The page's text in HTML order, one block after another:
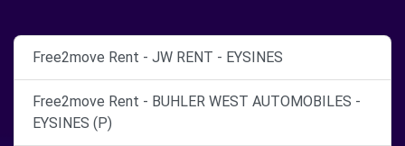
Free2move Rent - JW RENT - EYSINES
Free2move Rent - BUHLER WEST AUTOMOBILES -
EYSINES (P)